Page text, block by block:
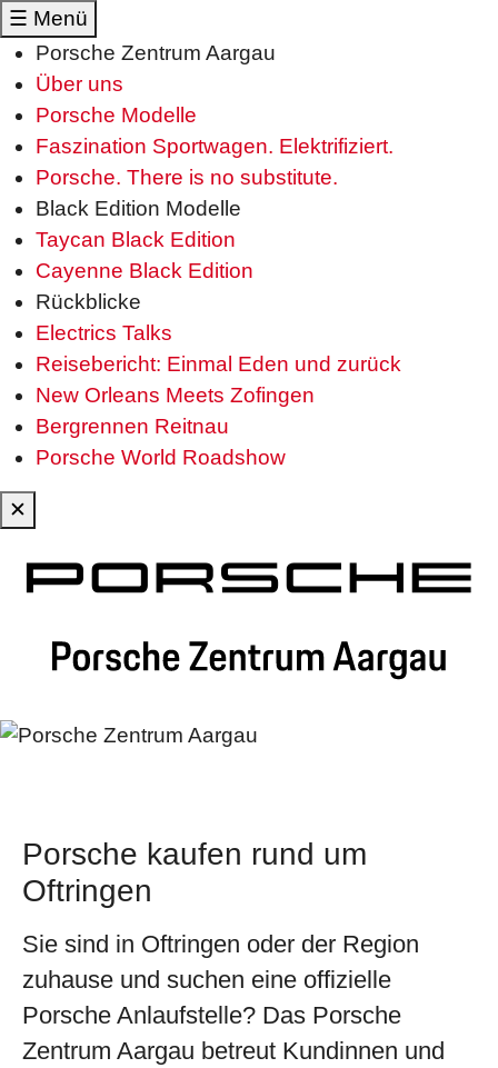
☰ Menü
Porsche Zentrum Aargau
Über uns
Porsche Modelle
Faszination Sportwagen. Elektrifiziert.
Porsche. There is no substitute.
Black Edition Modelle
Taycan Black Edition
Cayenne Black Edition
Rückblicke
Electrics Talks
Reisebericht: Einmal Eden und zurück
New Orleans Meets Zofingen
Bergrennen Reitnau
Porsche World Roadshow
✕
Zum Hauptinhalt springen
Porsche kaufen rund um
Oftringen
Sie sind in Oftringen oder der Region
zuhause und suchen eine offizielle
Porsche Anlaufstelle? Das Porsche
Zentrum Aargau betreut Kundinnen und